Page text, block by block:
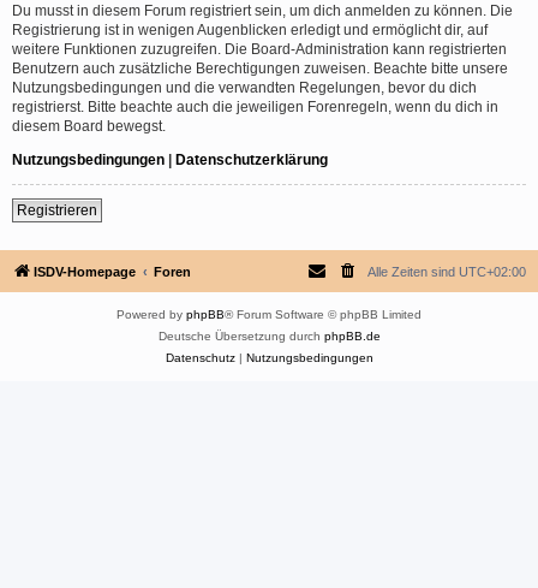
Du musst in diesem Forum registriert sein, um dich anmelden zu können. Die
Registrierung ist in wenigen Augenblicken erledigt und ermöglicht dir, auf
weitere Funktionen zuzugreifen. Die Board-Administration kann registrierten
Benutzern auch zusätzliche Berechtigungen zuweisen. Beachte bitte unsere
Nutzungsbedingungen und die verwandten Regelungen, bevor du dich
registrierst. Bitte beachte auch die jeweiligen Forenregeln, wenn du dich in
diesem Board bewegst.
Nutzungsbedingungen | Datenschutzerklärung
Registrieren
ISDV-Homepage Foren Alle Zeiten sind UTC+02:00
Powered by phpBB® Forum Software © phpBB Limited
Deutsche Übersetzung durch phpBB.de
Datenschutz| Nutzungsbedingungen